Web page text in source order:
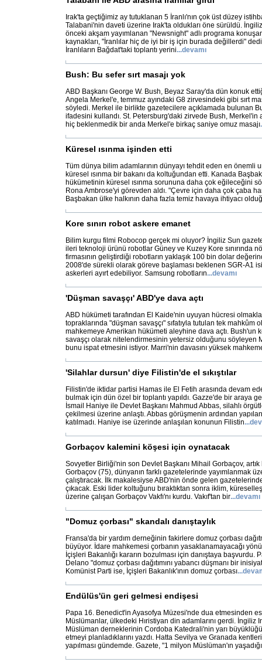
Irak'ta geçtiğimiz ay tutuklanan 5 İranlı'nın çok üst düzey
Talabani'nin daveti üzerine Irak'ta oldukları öne sürüldü.
önceki akşam yayımlanan "Newsnight" adlı programa
kaynakları, "İranlılar hiç de iyi bir iş için burada değillerdi"
İranlıların Bağdat'taki toplantı yerini...devamı
Bush: Bu sefer sırt masajı yok
ABD Başkanı George W. Bush, Beyaz Saray'da dün konuk
Angela Merkel'e, temmuz ayındaki G8 zirvesindeki gibi sırt
söyledi. Merkel ile birlikte gazetecilere açıklamada bulunan
ifadesini kullandı. St. Petersburg'daki zirvede Bush, Merkel'in
hiç beklenmedik bir anda Merkel'e birkaç saniye omuz masajı
Küresel ısınma işinden etti
Tüm dünya bilim adamlarının dünyayı tehdit eden en önemli
küresel ısınma bir bakanı da koltuğundan etti. Kanada
hükümetinin küresel ısınma sorununa daha çok eğileceğini
Rona Ambrose'yi görevden aldı. "Çevre için daha çok çaba
Başbakan ülke halkının daha fazla temiz havaya ihtiyacı
Kore sınırı robot askere emanet
Bilim kurgu filmi Robocop gerçek mi oluyor? İngiliz Sun
ileri teknoloji ürünü robotlar Güney ve Kuzey Kore sınırında
firmasının geliştirdiği robotların yaklaşık 100 bin dolar
2008'de sürekli olarak göreve başlaması beklenen SGR-A1
askerleri ayırt edebiliyor. Samsung robotların...devamı
'Düşman savaşçı' ABD'ye dava açtı
ABD hükümeti tarafından El Kaide'nin uyuyan hücresi
topraklarında "düşman savaşçı" sıfatıyla tutulan tek mahkûm
mahkemeye Amerikan hükümeti aleyhine dava açtı. Bush'un
savaşçı olarak nitelendirmesinin yetersiz olduğunu söyleyen
bunu ispat etmesini istiyor. Marri'nin davasını yüksek
'Silahlar dursun' diye Filistin'de el sıkıştılar
Filistin'de iktidar partisi Hamas ile El Fetih arasında devam
bulmak için dün özel bir toplantı yapıldı. Gazze'de bir araya
İsmail Haniye ile Devlet Başkanı Mahmud Abbas, silahlı
çekilmesi üzerine anlaştı. Abbas görüşmenin ardından yapılan
katılmadı. Haniye ise üzerinde anlaşılan konunun Filistin...
Gorbaçov kalemini köşesi için oynatacak
Sovyetler Birliği'nin son Devlet Başkanı Mihail Gorbaçov, artık
Gorbaçov (75), dünyanın farklı gazetelerinde yayımlanmak
çalıştıracak. İlk makalesiyse ABD'nin önde gelen
çıkacak. Eski lider koltuğunu bıraktıktan sonra iklim,
üzerine çalışan Gorbaçov Vakfı'nı kurdu. Vakıf'tan bir...devamı
"Domuz çorbası" skandalı danıştaylık
Fransa'da bir yardım derneğinin fakirlere domuz çorbası
büyüyor. İdare mahkemesi çorbanın yasaklanamayacağı
İçişleri Bakanlığı kararın bozulması için danıştaya başvurdu.
Delano "domuz çorbası dağıtımını yabancı düşmanı bir
Komünist Parti ise, İçişleri Bakanlık'ının domuz çorbası...
Endülüs'ün geri gelmesi endişesi
Papa 16. Benedict'in Ayasofya Müzesi'nde dua etmesinden
Müslümanlar, ülkedeki Hıristiyan din adamlarını gerdi. İngiliz
Müslüman derneklerinin Cordoba Katedrali'nin yarı
etmeyi planladıklarını yazdı. Hatta Sevilya ve Granada
yapılması gündemde. Gazete, "1 milyon Müslüman'ın yaşadığı